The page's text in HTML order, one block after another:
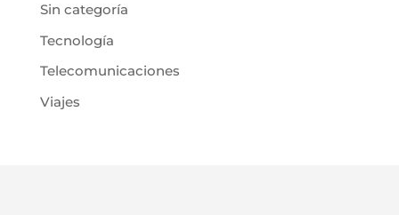
Sin categoría
Tecnología
Telecomunicaciones
Viajes